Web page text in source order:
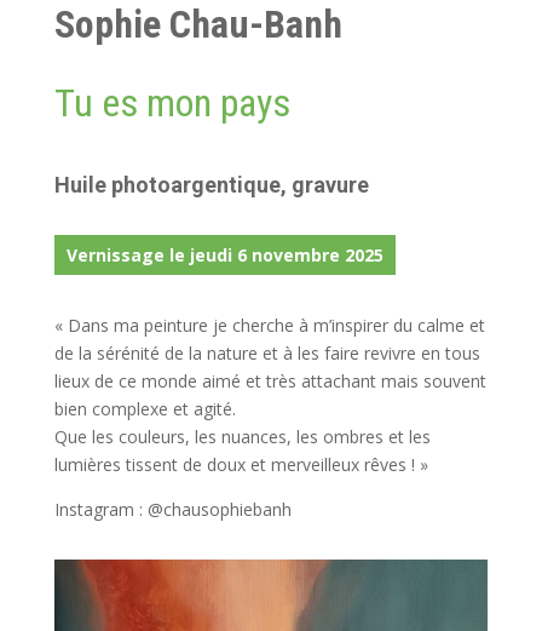
Sophie Chau-Banh
Tu es mon pays
Huile photoargentique, gravure
Vernissage le jeudi 6 novembre 2025
« Dans ma peinture je cherche à m’inspirer du calme et
de la sérénité de la nature et à les faire revivre en tous
lieux de ce monde aimé et très attachant mais souvent
bien complexe et agité.
Que les couleurs, les nuances, les ombres et les
lumières tissent de doux et merveilleux rêves ! »
Instagram : @chausophiebanh